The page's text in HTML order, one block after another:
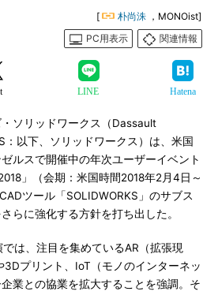
[ 朴尚洙 ，MONOist]
PC用表示
関連情報
LINE Hatena
ソリッドワークス（Dassault
：以下、ソリッドワークス）は、米国
ルスで開催中の年次ユーザーイベント
」（会期：米国時間2018年2月4日～
ツール「SOLIDWORKS」のサブス
らに強化する方針を打ち出した。
は、注目を集めているAR（拡張現
3Dプリント、IoT（モノのインターネッ
業との協業を拡大することを強調。そ